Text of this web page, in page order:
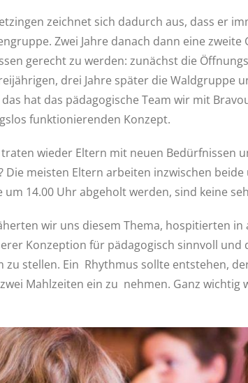
zeichnet sich dadurch aus, dass er
Zwei Jahre danach dann eine
gerecht zu werden: zunächst die
drei Jahre später die Waldgruppe
hat das pädagogische Team wir mit
funktionierenden Konzept.
wieder Eltern mit neuen Bedürfnissen
Die meisten Eltern arbeiten inzwischen
14.00 Uhr abgeholt werden, sind keine
wir uns diesem Thema, hospitierten
Konzeption für pädagogisch sinnvoll
zu stellen. Ein Rhythmus sollte entstehen,
Mahlzeiten ein zu nehmen. Ganz wichtig